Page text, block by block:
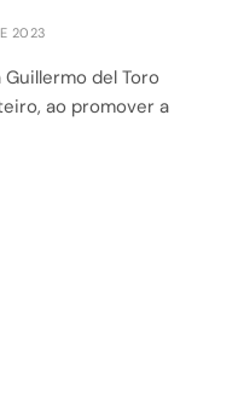
2023
del Toro
ao promover a